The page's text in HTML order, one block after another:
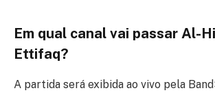
Em qual canal vai passar Al-
Ettifaq?
A partida será exibida ao vivo pela